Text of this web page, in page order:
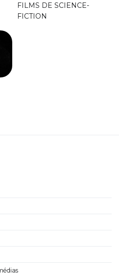
FILMS DE SCIENCE-
FICTION